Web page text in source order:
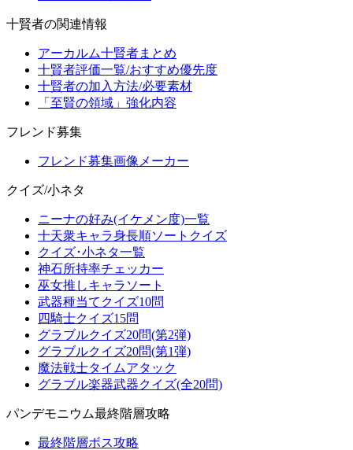
十賢者の関連情報
アーカルム十賢者まとめ
十賢者評価一覧/おすすめ優先度
十賢者の加入方法/必要素材
「至賢の領域」強化内容
フレンド募集
フレンド募集画像メーカー
クイズ/小ネタ
ニーナの好み(イケメン度)一覧
十天衆キャラ身長順ソートクイズ
クイズ･小ネタ一覧
神石所持率チェッカー
巫女推しキャラソート
武器種当てクイズ10問
四騎士クイズ15問
グラブルクイズ20問(第2弾)
グラブルクイズ20問(第1弾)
魔法戦士タイムアタック
グラブル楽器武器クイズ(全20問)
パンデモニウム最終階層攻略
最終階層ボス攻略